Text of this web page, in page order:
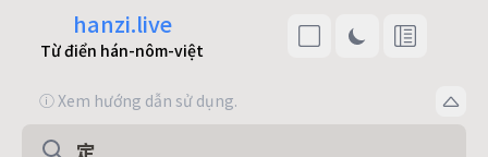
hanzi.live
Từ điển hán-nôm-việt
ⓘ Xem hướng dẫn sử dụng.